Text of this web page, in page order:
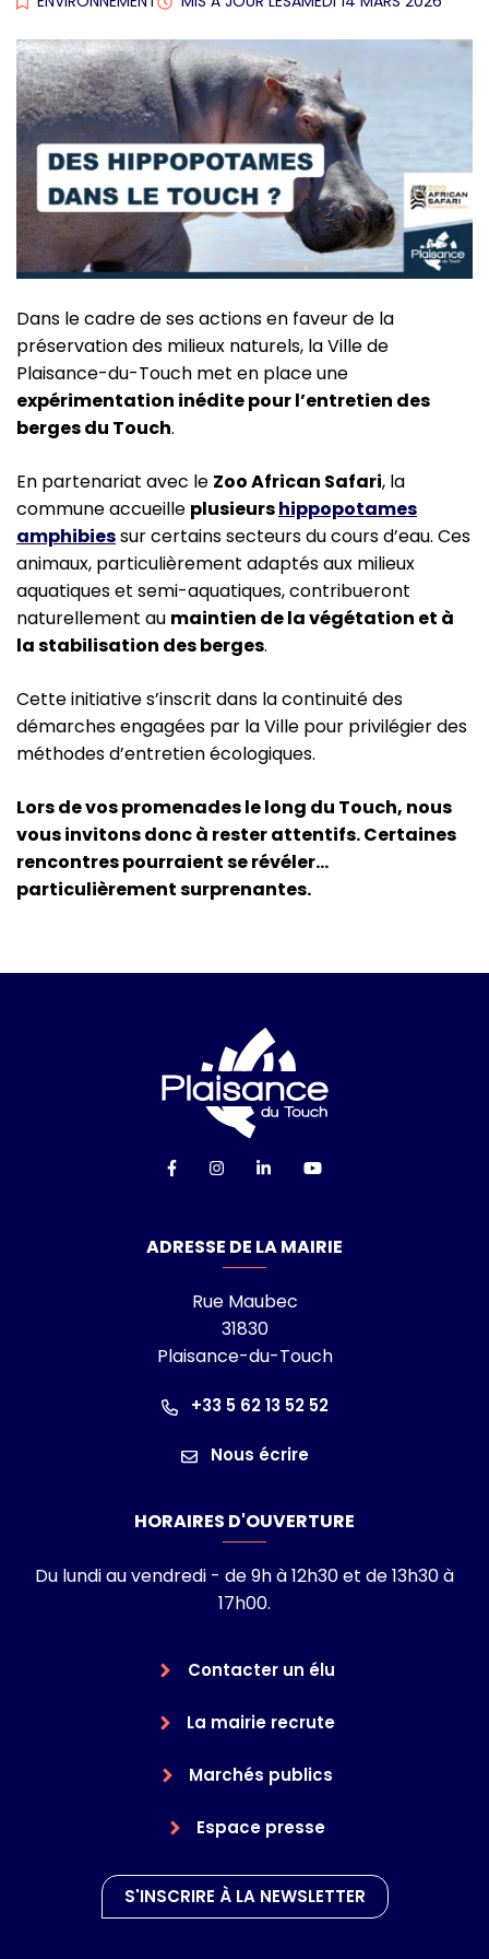
Dans le cadre de ses actions en faveur de la
préservation des milieux naturels, la Ville de
Plaisance-du-Touch met en place une
expérimentation inédite pour l’entretien des
berges du Touch.
En partenariat avec le Zoo African Safari, la
commune accueille plusieurshippopotames
amphibiessur certains secteurs du cours d’eau. Ces
animaux, particulièrement adaptés aux milieux
aquatiques et semi-aquatiques, contribueront
naturellement au maintien de la végétation et à
la stabilisation des berges.
Cette initiative s’inscrit dans la continuité des
démarches engagées par la Ville pour privilégier des
méthodes d’entretien écologiques.
Lors de vos promenades le long du Touch, nous
vous invitons donc à rester attentifs. Certaines
rencontres pourraient se révéler…
particulièrement surprenantes.
Lien vers le compte Facebook
Lien vers le compte Instagram
Lien vers le compte
Lien vers la chaîne
ADRESSE DE LA MAIRIE
Rue Maubec
31830
Plaisance-du-Touch
+33 5 62 13 52 52
Nous écrire
HORAIRES D'OUVERTURE
Du lundi au vendredi - de 9h à 12h30 et de 13h30 à
17h00.
Contacter un élu
La mairie recrute
Marchés publics
Espace presse
S'INSCRIRE À LA NEWSLETTER